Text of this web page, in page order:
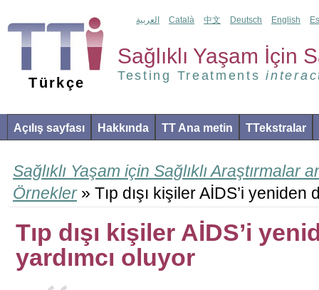
Türkçe
Sağlıklı Yaşam İçin
Testing Treatments
العربية Català 中文 Deutsch English
Açılış sayfası Hakkında TT Ana metin TTekstralar
Sağlıklı Yaşam için Sağlıklı Araştırmalar
Örnekler» Tıp dışı kişiler AİDS’i yeniden
Tıp dışı kişiler AİDS’i
yardımcı oluyor